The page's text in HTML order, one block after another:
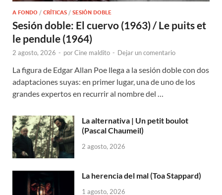
A FONDO / CRÍTICAS / SESIÓN DOBLE
Sesión doble: El cuervo (1963) / Le puits et
le pendule (1964)
2 agosto, 2026 - porCine maldito - Dejar un comentario
La figura de Edgar Allan Poe llega a la sesión doble con dos
adaptaciones suyas: en primer lugar, una de uno de los
grandes expertos en recurrir al nombre del …
La alternativa | Un petit boulot
(Pascal Chaumeil)
2 agosto, 2026
La herencia del mal (Toa Stappard)
1 agosto, 2026